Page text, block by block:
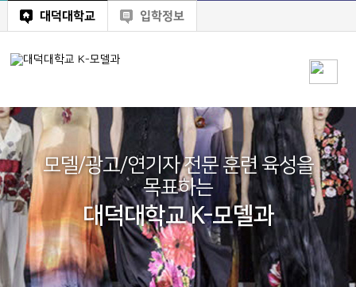
대덕대학교 입학정보
모델/광고/연기자 전문 훈련 육성을
목표하는
대덕대학교 K-모델과